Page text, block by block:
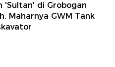
'Sultan' di Grobogan
Maharnya GWM Tank